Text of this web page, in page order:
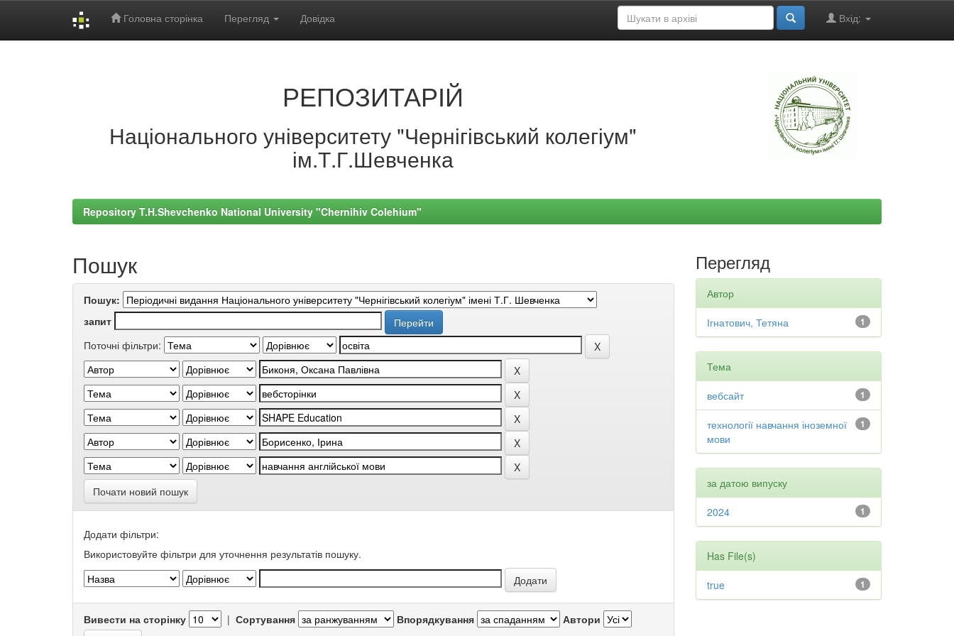
Головна сторінка Перегляд Довідка Вхід:
РЕПОЗИТАРІЙ
Національного університету "Чернігівський колегіум"
ім.Т.Г.Шевченка
Repository T.H.Shevchenko National University "Chernihiv Colehium"
Пошук
Пошук:
запит
Поточні фільтри:
Почати новий пошук
Додати фільтри:
Використовуйте фільтри для уточнення результатів пошуку.
Вивести на сторінку | Сортування Впорядкування Автори
Перегляд
Автор
1
Ігнатович, Тетяна
Тема
1
вебсайт
1
технології навчання іноземної
мови
за датою випуску
1
2024
Has File(s)
1
true